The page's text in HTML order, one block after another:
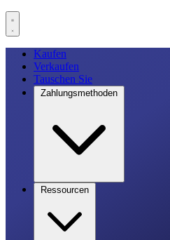
Kaufen
Verkaufen
Tauschen Sie
Zahlungsmethoden
Ressourcen